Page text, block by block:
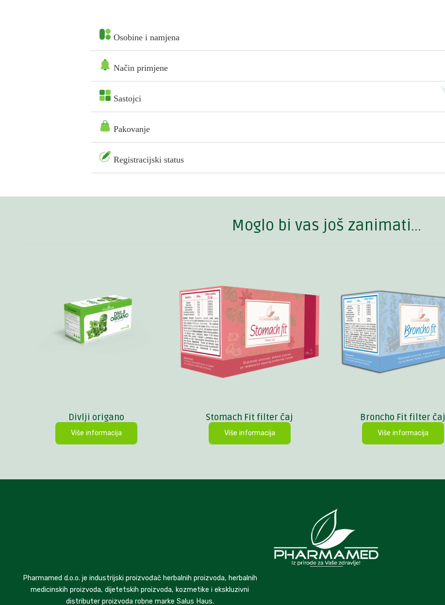
Osobine i namjena
Način primjene
Sastojci
Pakovanje
Registracijski status
Moglo bi vas još zanimati...
Divlji origano
Više informacija
Stomach Fit filter čaj
Više informacija
Broncho Fit filter čaj
Više informacija
Pharmamed d.o.o. je industrijski proizvođač herbalnih proizvoda, herbalnih
medicinskih proizvoda, dijetetskih proizvoda, kozmetike i ekskluzivni
distributer proizvoda robne marke Salus Haus.